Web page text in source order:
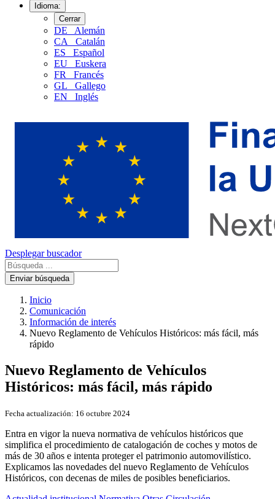
Idioma:
Cerrar
DE
Alemán
CA
Catalán
ES
Español
EU
Euskera
FR
Francés
GL
Gallego
EN
Inglés
Desplegar buscador
Enviar búsqueda
Inicio
Comunicación
Información de interés
Nuevo Reglamento de Vehículos Históricos: más fácil, más
rápido
Nuevo Reglamento de Vehículos
Históricos: más fácil, más rápido
Fecha actualización: 16 octubre 2024
Entra en vigor la nueva normativa de vehículos históricos que
simplifica el procedimiento de catalogación de coches y motos de
más de 30 años e intenta proteger el patrimonio automovilístico.
Explicamos las novedades del nuevo Reglamento de Vehículos
Históricos, con decenas de miles de posibles beneficiarios.